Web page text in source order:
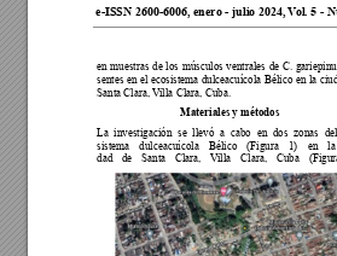
e-ISSN 2600-6006, enero - julio 2024, Vol. 5 -
en muestras de los músculos ventrales de C.
sentes en el ecosistema dulceacuícola Bélico en la
Santa Clara, Villa Clara, Cuba.
Materiales y métodos
La investigación se llevó a cabo en dos zonas
sistema dulceacuícola Bélico (Figura 1) en
dad de Santa Clara, Villa Clara, Cuba